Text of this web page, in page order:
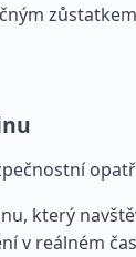
který
v reálném